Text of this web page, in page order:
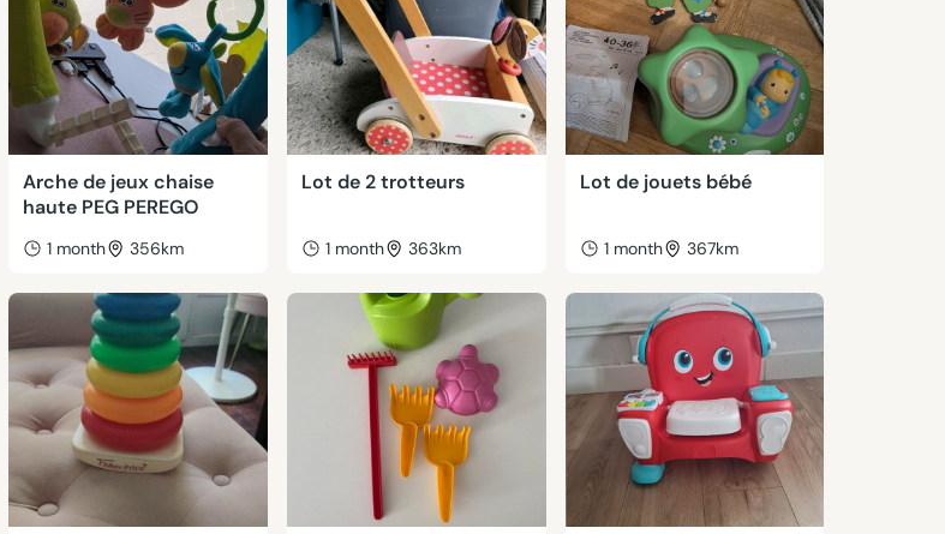
Arche de jeux chaise
haute PEG PEREGO
1 month 356km
Lot de 2 trotteurs
1 month 363km
Lot de jouets bébé
1 month 367km